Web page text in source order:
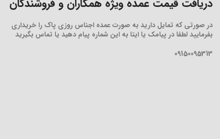
در صورتی که تمایل دارید به صورت عمده اجناس روزی پاک را خریداری
بفرمایید لطفا در پیامک یا ایتا به این شماره پیام دهید یا تماس بگیرید
09150095313